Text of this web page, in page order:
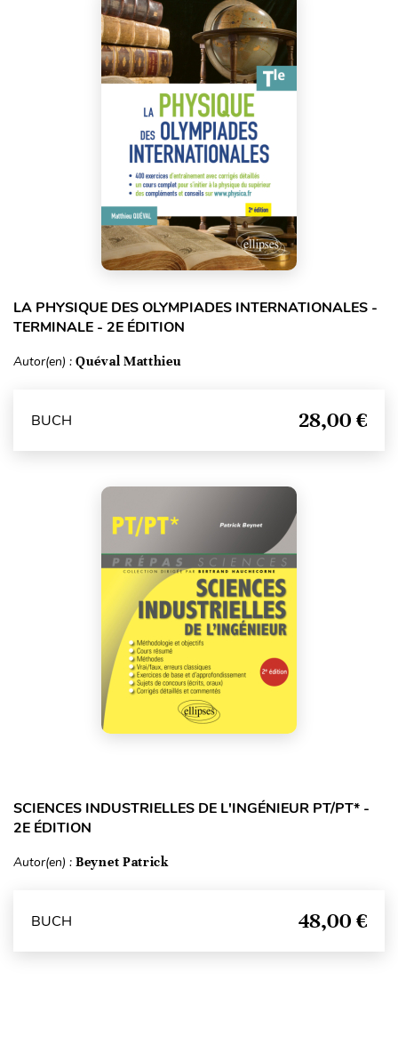
LA PHYSIQUE DES OLYMPIADES INTERNATIONALES -
TERMINALE - 2E ÉDITION
Autor(en) : Quéval Matthieu
BUCH 28,00 €
SCIENCES INDUSTRIELLES DE L'INGÉNIEUR PT/PT* -
2E ÉDITION
Autor(en) : Beynet Patrick
BUCH 48,00 €